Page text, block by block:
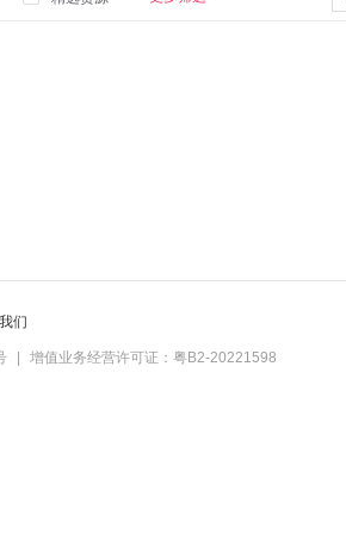
们
增值业务经营许可证：粤B2-20221598